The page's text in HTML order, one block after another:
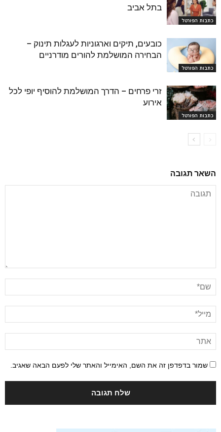
כתבות הפורטל
בתל אביב
כתבות הפורטל
כובעים, תיקים וארגוניות לעגלות תינוק –
הבחירה המושלמת להורים מודרניים
כתבות הפורטל
זרי פרחים – הדרך המושלמת להוסיף יופי לכל
אירוע
השאר תגובה
שמור בדפדפן זה את השם, האימייל והאתר שלי לפעם הבאה שאגיב.